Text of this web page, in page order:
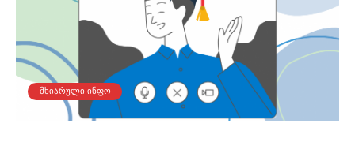
ᲛᲮᲘᲐᲠᲣᲚᲘ ᲘᲜᲤᲝ